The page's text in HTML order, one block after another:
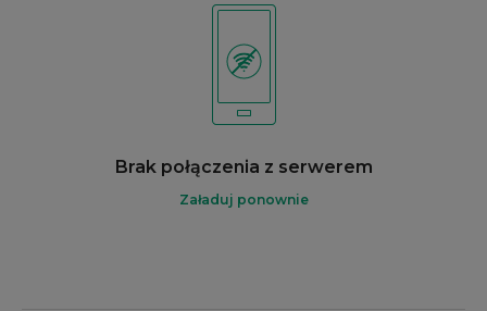
Brak połączenia z serwerem
Załaduj ponownie